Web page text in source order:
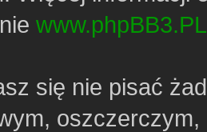
www.phpBB3.PL
się nie pisać